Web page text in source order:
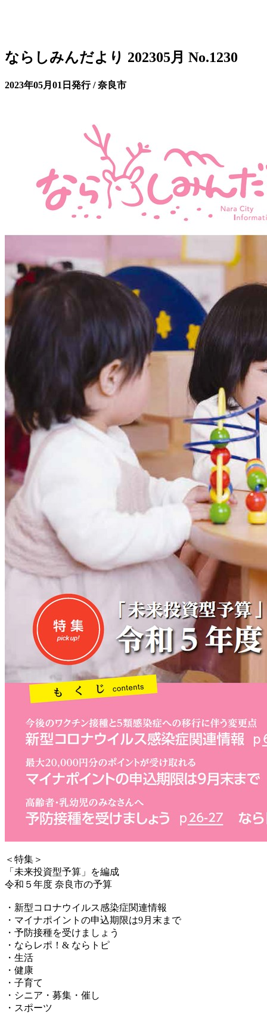
ならしみんだより 202305月 No.1230
2023年05月01日発行 / 奈良市
＜特集＞
「未来投資型予算」を編成
令和５年度 奈良市の予算
・新型コロナウイルス感染症関連情報
・マイナポイントの申込期限は9月末まで
・予防接種を受けましょう
・ならレポ！& ならトピ
・生活
・健康
・子育て
・シニア・募集・催し
・スポーツ